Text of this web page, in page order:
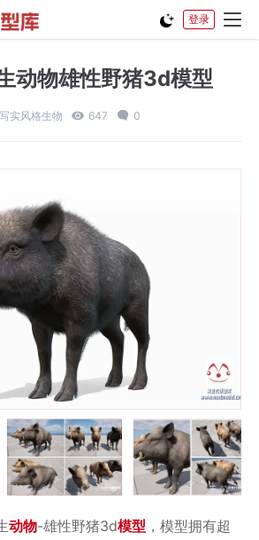
登录
动物雄性野猪3d模型
写实风格生物 647 0
动物-雄性野猪3d模型 ，模型拥有超